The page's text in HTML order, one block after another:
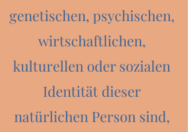
genetischen, psychischen,
wirtschaftlichen,
kulturellen oder sozialen
Identität dieser
natürlichen Person sind,